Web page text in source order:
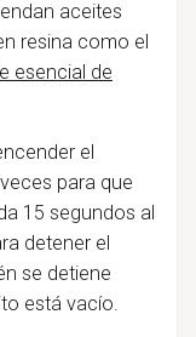
aceites
resina como el
esencial de
el
para que
15 segundos al
detener el
se detiene
está vacío.